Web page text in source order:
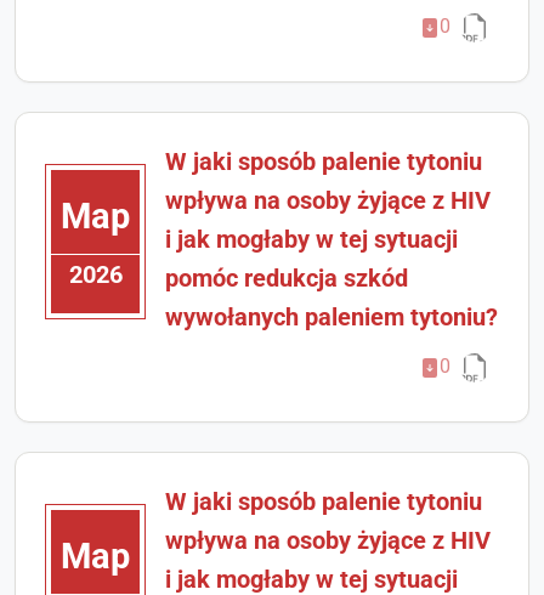
0
Мар
2026
W jaki sposób palenie tytoniu
wpływa na osoby żyjące z HIV
i jak mogłaby w tej sytuacji
pomóc redukcja szkód
wywołanych paleniem tytoniu?
0
Мар
W jaki sposób palenie tytoniu
wpływa na osoby żyjące z HIV
i jak mogłaby w tej sytuacji